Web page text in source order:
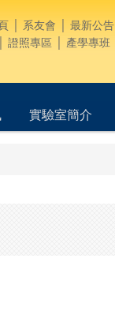
系友會
最新公告
證照專區
產學專班
實驗室簡介